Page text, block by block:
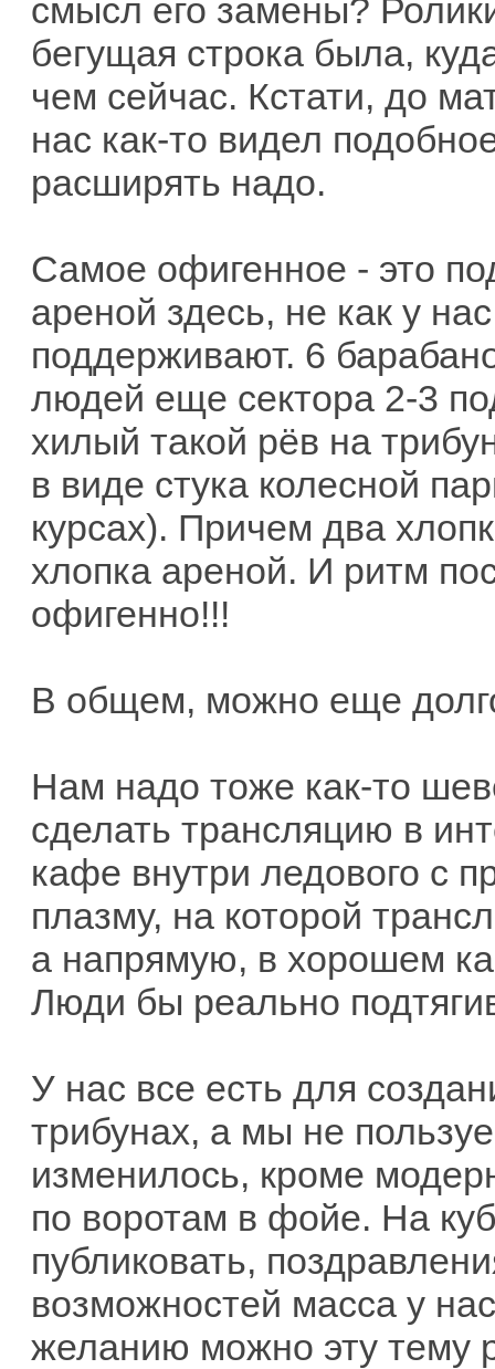
смысл его замены?
бегущая строка была,
чем сейчас. Кстати, до
нас как-то видел
расширять надо.
Самое офигенное - это
ареной здесь, не как у
поддерживают. 6
людей еще сектора 2-3
хилый такой рёв на
в виде стука колесной
курсах). Причем два
хлопка ареной. И ритм
офигенно!!!
В общем, можно еще
Нам надо тоже как-то
сделать трансляцию в
кафе внутри ледового с
плазму, на которой
а напрямую, в хорошем
Люди бы реально
У нас все есть для
трибунах, а мы не
изменилось, кроме
по воротам в фойе. На
публиковать,
возможностей масса у
желанию можно эту тему